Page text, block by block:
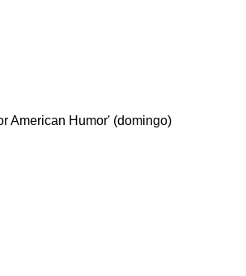
American Humor' (domingo)